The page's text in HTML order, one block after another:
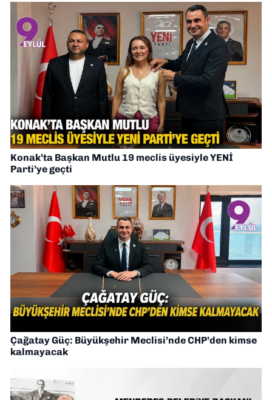
Konak’ta Başkan Mutlu 19 meclis üyesiyle YENİ
Parti’ye geçti
Çağatay Güç: Büyükşehir Meclisi’nde CHP’den kimse
kalmayacak